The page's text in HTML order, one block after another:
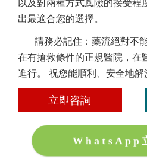
出最適合您的選擇。
請務必記住：藥流絕對不
在有搶救條件的正規醫院，在
進行。 祝您能順利、安全地解
立即咨詢
WhatsApp